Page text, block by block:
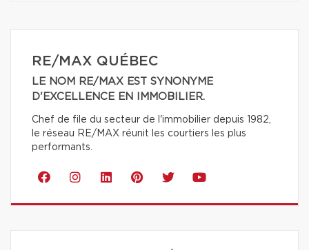
RE/MAX QUÉBEC
LE NOM RE/MAX EST SYNONYME
D'EXCELLENCE EN IMMOBILIER.
Chef de file du secteur de l'immobilier depuis 1982,
le réseau RE/MAX réunit les courtiers les plus
performants.